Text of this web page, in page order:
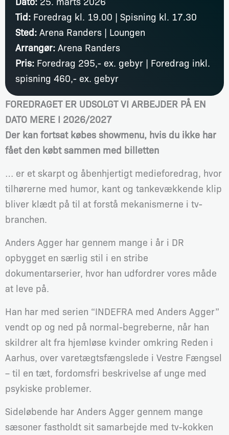
Tid: Foredrag kl. 19.00 | Spisning kl. 17.30
Sted: Arena Randers | Loungen
Arrangør: Arena Randers
Pris: Foredrag 295,- ex. gebyr | Foredrag inkl.
spisning 460,- ex. gebyr
FOREDRAGET ER UDSOLGT VI ARBEJDER PÅ EN
DATO MERE I 2026/2027
Der kan fortsat købes showmenu, hvis du ikke har
fået den købt sammen med billetten
… er et skarpt og åbenhjertigt medieforedrag, hvor
tilhørerne med humor, kant og tankevækkende klip
bliver klædt på til at forstå mekanismerne i tv-
branchen.
Anders Agger har gennem mange i år i DR
opbygget en særlig stil i en stribe
dokumentarserier, hvor han udfordrer vores måde
at leve på.
Han har med serien “INDEFRA med Anders Agger”
vendt op og ned på normal-begreberne, når han
skildrer alt fra hjemløse kvinder omkring Reden i
Aarhus, over varetægtsfængslede i Vestre Fængsel
– til en tæt, fordomsfri beskrivelse af unge med
psykiske problemer.
Sideløbende har Anders Agger gennem mange
sæsoner fastholdt sit samarbejde med tv-kokken